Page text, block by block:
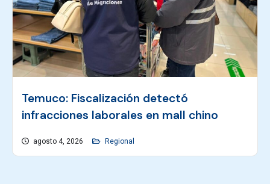
Temuco: Fiscalización detectó
infracciones laborales en mall chino
agosto 4, 2026 Regional